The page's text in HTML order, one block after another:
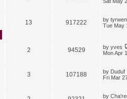
13 917222 by tyrwen
Tue May
2 94529 by yves
Mon Apr
3 107188 by Duduf
Fri Mar
by